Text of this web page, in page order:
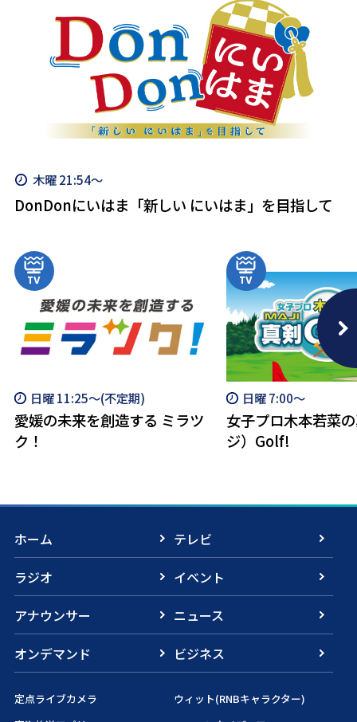
木曜 21:54～
DonDonにいはま「新しい にいはま」を目指して
日曜 11:25～(不定期)
愛媛の未来を創造する ミラツ
ク！
日曜 7:00～
女子プロ木本若菜
ジ）Golf!
ホーム
テレビ
ラジオ
イベント
アナウンサー
ニュース
オンデマンド
ビジネス
定点ライブカメラ
ウィット(RNBキャラクター)